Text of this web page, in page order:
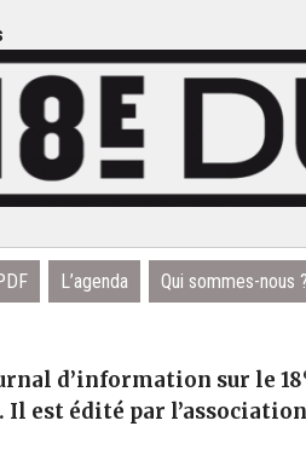
L’agenda Qui sommes-nous ?
d’information sur le 18
est édité par l’association